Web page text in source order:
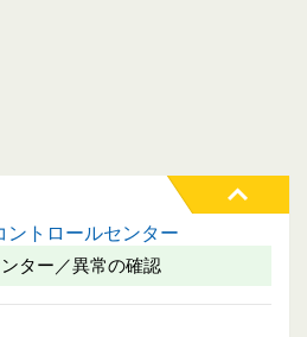
ントロールセンター
ター／異常の確認